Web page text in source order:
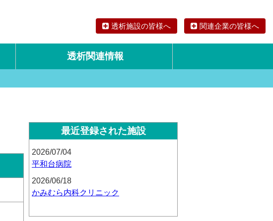
透析施設の皆様へ 関連企業の皆様へ
透析関連情報
最近登録された施設
2026/07/04
平和台病院
2026/06/18
かみむら内科クリニック